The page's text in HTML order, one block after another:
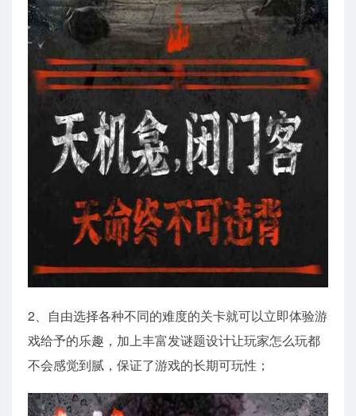
2、自由选择各种不同的难度的关卡就可以立即体验游
戏给予的乐趣，加上丰富发谜题设计让玩家怎么玩都
不会感觉到腻，保证了游戏的长期可玩性；